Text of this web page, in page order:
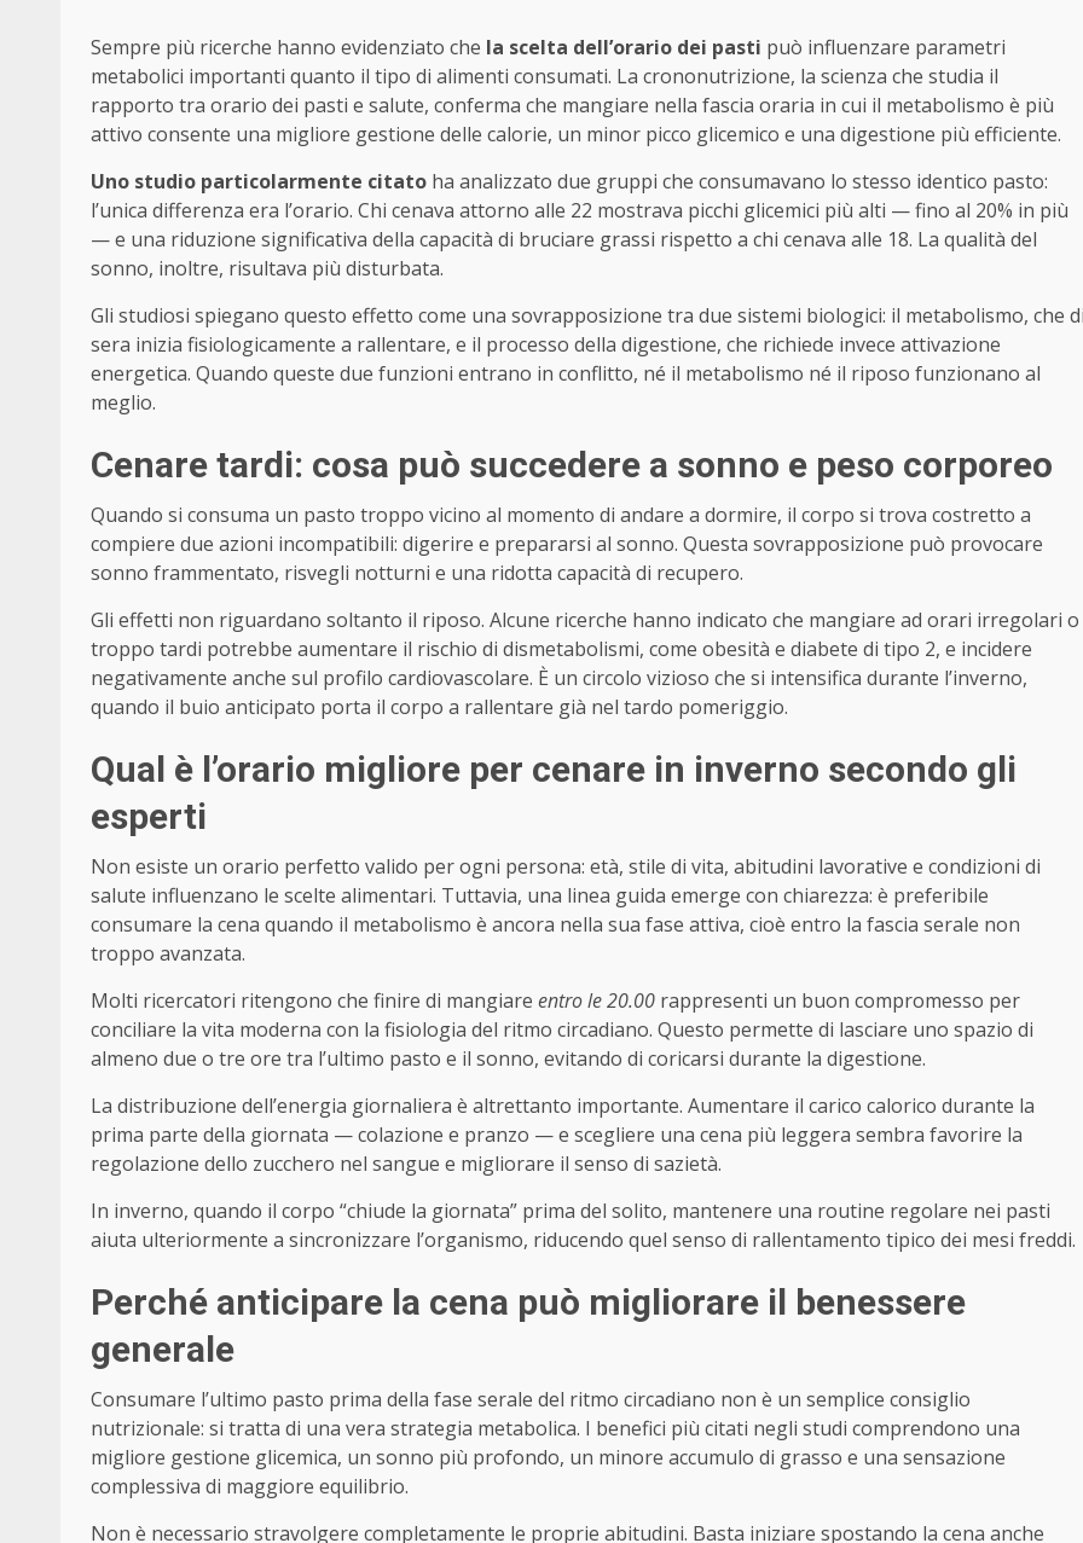
Sempre più ricerche hanno evidenziato che la scelta dell’orario dei pasti può influenzare parametri
metabolici importanti quanto il tipo di alimenti consumati. La crononutrizione, la scienza che studia il
rapporto tra orario dei pasti e salute, conferma che mangiare nella fascia oraria in cui il metabolismo è più
attivo consente una migliore gestione delle calorie, un minor picco glicemico e una digestione più efficiente.
Uno studio particolarmente citato ha analizzato due gruppi che consumavano lo stesso identico pasto:
l’unica differenza era l’orario. Chi cenava attorno alle 22 mostrava picchi glicemici più alti — fino al 20% in più
— e una riduzione significativa della capacità di bruciare grassi rispetto a chi cenava alle 18. La qualità del
sonno, inoltre, risultava più disturbata.
Gli studiosi spiegano questo effetto come una sovrapposizione tra due sistemi biologici: il metabolismo, che
sera inizia fisiologicamente a rallentare, e il processo della digestione, che richiede invece attivazione
energetica. Quando queste due funzioni entrano in conflitto, né il metabolismo né il riposo funzionano al
meglio.
Cenare tardi: cosa può succedere a sonno e peso corporeo
Quando si consuma un pasto troppo vicino al momento di andare a dormire, il corpo si trova costretto a
compiere due azioni incompatibili: digerire e prepararsi al sonno. Questa sovrapposizione può provocare
sonno frammentato, risvegli notturni e una ridotta capacità di recupero.
Gli effetti non riguardano soltanto il riposo. Alcune ricerche hanno indicato che mangiare ad orari irregolari o
troppo tardi potrebbe aumentare il rischio di dismetabolismi, come obesità e diabete di tipo 2, e incidere
negativamente anche sul profilo cardiovascolare. È un circolo vizioso che si intensifica durante l’inverno,
quando il buio anticipato porta il corpo a rallentare già nel tardo pomeriggio.
Qual è l’orario migliore per cenare in inverno secondo gli
esperti
Non esiste un orario perfetto valido per ogni persona: età, stile di vita, abitudini lavorative e condizioni di
salute influenzano le scelte alimentari. Tuttavia, una linea guida emerge con chiarezza: è preferibile
consumare la cena quando il metabolismo è ancora nella sua fase attiva, cioè entro la fascia serale non
troppo avanzata.
Molti ricercatori ritengono che finire di mangiare entro le 20.00 rappresenti un buon compromesso per
conciliare la vita moderna con la fisiologia del ritmo circadiano. Questo permette di lasciare uno spazio di
almeno due o tre ore tra l’ultimo pasto e il sonno, evitando di coricarsi durante la digestione.
La distribuzione dell’energia giornaliera è altrettanto importante. Aumentare il carico calorico durante la
prima parte della giornata — colazione e pranzo — e scegliere una cena più leggera sembra favorire la
regolazione dello zucchero nel sangue e migliorare il senso di sazietà.
In inverno, quando il corpo “chiude la giornata” prima del solito, mantenere una routine regolare nei pasti
aiuta ulteriormente a sincronizzare l’organismo, riducendo quel senso di rallentamento tipico dei mesi freddi.
Perché anticipare la cena può migliorare il benessere
generale
Consumare l’ultimo pasto prima della fase serale del ritmo circadiano non è un semplice consiglio
nutrizionale: si tratta di una vera strategia metabolica. I benefici più citati negli studi comprendono una
migliore gestione glicemica, un sonno più profondo, un minore accumulo di grasso e una sensazione
complessiva di maggiore equilibrio.
Non è necessario stravolgere completamente le proprie abitudini. Basta iniziare spostando la cena anche